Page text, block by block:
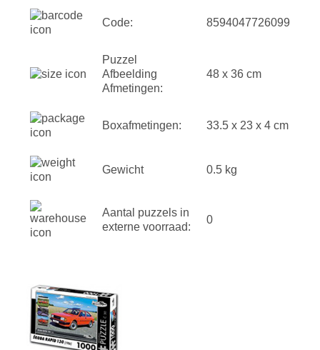
Code: 8594047726099
Puzzel
Afbeelding
Afmetingen:
48 x 36 cm
Boxafmetingen: 33.5 x 23 x 4 cm
Gewicht 0.5 kg
Aantal puzzels in
externe voorraad:
0